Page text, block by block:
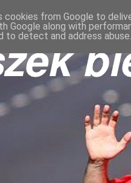
cookies from Google to
Google along with
to detect and address abuse.